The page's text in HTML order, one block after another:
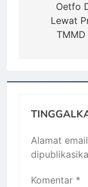
Oetfo
Lewat
TMMD
Alamat
Komentar *